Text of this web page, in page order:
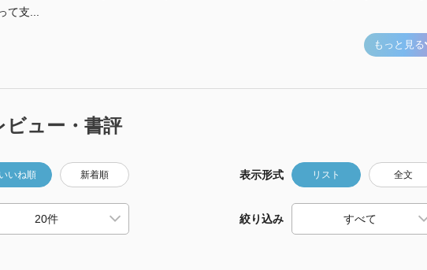
て支...
もっと見る
ビュー・書評
いいね順 新着順 表示形式 リスト 全文
絞り込み